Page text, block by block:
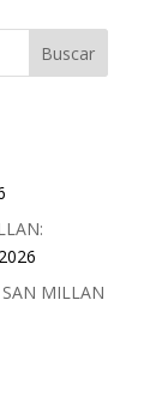
MILLAN